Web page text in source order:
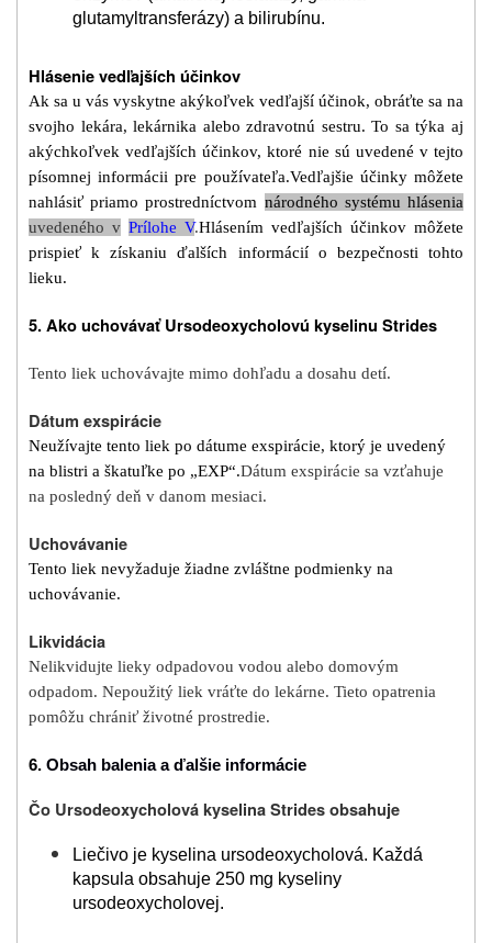
glutamyltransferázy) a bilirubínu.
Hlásenie vedľajších účinkov
Ak sa u vás vyskytne akýkoľvek vedľajší účinok, obráťte sa na
svojho lekára, lekárnika alebo zdravotnú sestru. To sa týka aj
akýchkoľvek vedľajších účinkov, ktoré nie sú uvedené v tejto
písomnej informácii pre používateľa.Vedľajšie účinky môžete
nahlásiť priamo prostredníctvom národného systému hlásenia
uvedeného v Prílohe V.Hlásením vedľajších účinkov môžete
prispieť k získaniu ďalších informácií o bezpečnosti tohto
lieku.
5.Ako uchovávať Ursodeoxycholovú kyselinu Strides
Tento liek uchovávajte mimo dohľadu a dosahu detí.
Dátum exspirácie
Neužívajte tento liek po dátume exspirácie, ktorý je uvedený
na blistri a škatuľke po „EXP“.Dátum exspirácie sa vzťahuje
na posledný deň v danom mesiaci.
Uchovávanie
Tento liek nevyžaduje žiadne zvláštne podmienky na
uchovávanie.
Likvidácia
Nelikvidujte lieky odpadovou vodou alebo domovým
odpadom. Nepoužitý liek vráťte do lekárne. Tieto opatrenia
pomôžu chrániť životné prostredie.
6. Obsah balenia a ďalšie informácie
Čo Ursodeoxycholová kyselina Strides obsahuje
Liečivo je kyselina ursodeoxycholová. Každá
kapsula obsahuje 250 mg kyseliny
ursodeoxycholovej.